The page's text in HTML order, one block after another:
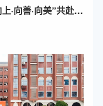
·向善·向美”共赴青